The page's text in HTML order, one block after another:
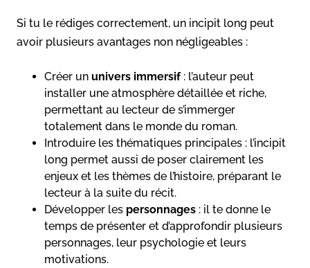
Si tu le rédiges correctement, un incipit long peut
avoir plusieurs avantages non négligeables :
Créer un univers immersif : l’auteur peut
installer une atmosphère détaillée et riche,
permettant au lecteur de s’immerger
totalement dans le monde du roman.
Introduire les thématiques principales : l’incipit
long permet aussi de poser clairement les
enjeux et les thèmes de l’histoire, préparant le
lecteur à la suite du récit.
Développer les personnages : il te donne le
temps de présenter et d’approfondir plusieurs
personnages, leur psychologie et leurs
motivations.